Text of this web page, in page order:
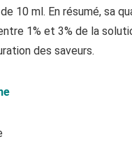
10 ml. En résumé, sa
1% et 3% de la
des saveurs.